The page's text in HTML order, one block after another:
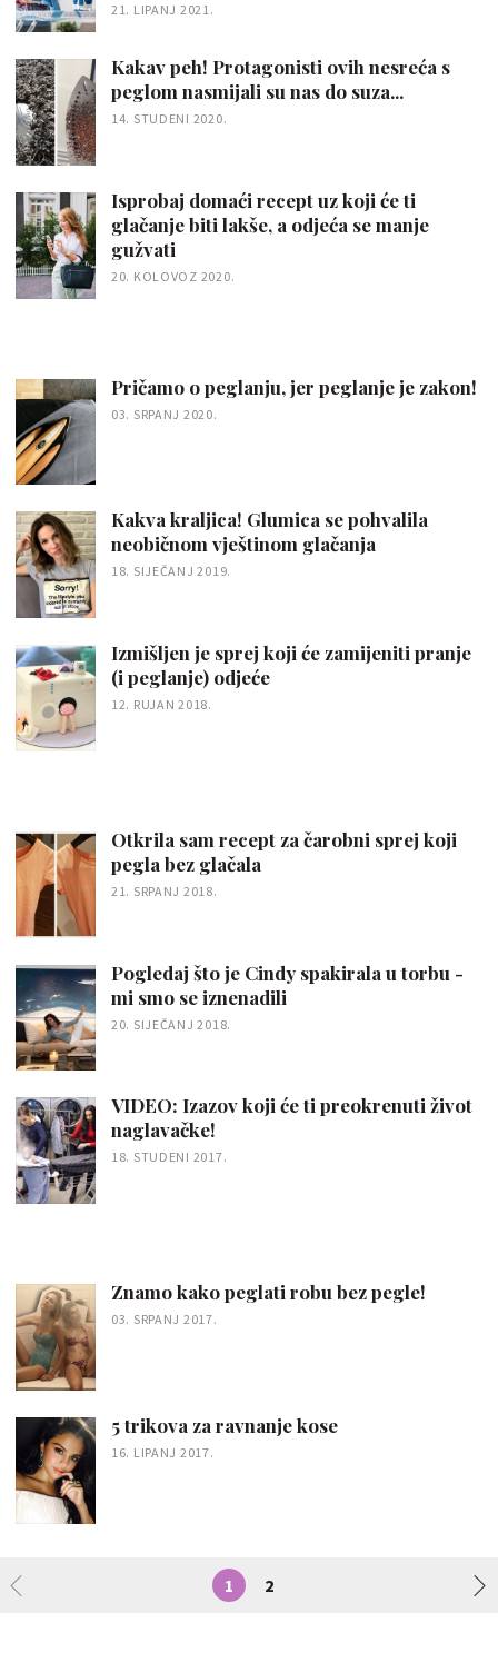
21. LIPANJ 2021.
Kakav peh! Protagonisti ovih nesreća s
peglom nasmijali su nas do suza...
14. STUDENI 2020.
Isprobaj domaći recept uz koji će ti
glačanje biti lakše, a odjeća se manje
gužvati
20. KOLOVOZ 2020.
Pričamo o peglanju, jer peglanje je zakon!
03. SRPANJ 2020.
Kakva kraljica! Glumica se pohvalila
neobičnom vještinom glačanja
18. SIJEČANJ 2019.
Izmišljen je sprej koji će zamijeniti pranje
(i peglanje) odjeće
12. RUJAN 2018.
Otkrila sam recept za čarobni sprej koji
pegla bez glačala
21. SRPANJ 2018.
Pogledaj što je Cindy spakirala u torbu -
mi smo se iznenadili
20. SIJEČANJ 2018.
VIDEO: Izazov koji će ti preokrenuti život
naglavačke!
18. STUDENI 2017.
Znamo kako peglati robu bez pegle!
03. SRPANJ 2017.
5 trikova za ravnanje kose
16. LIPANJ 2017.
1 2